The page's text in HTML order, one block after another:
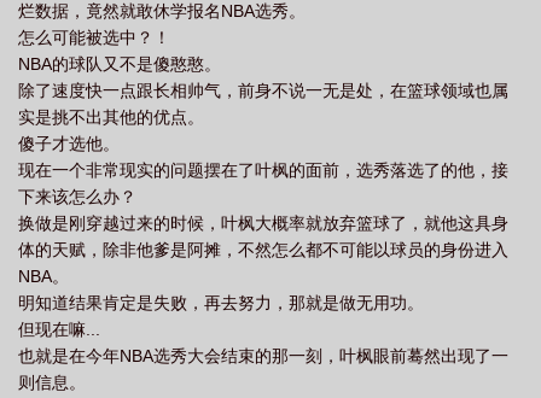
烂数据，竟然就敢休学报名NBA选秀。
怎么可能被选中？！
NBA的球队又不是傻憨憨。
除了速度快一点跟长相帅气，前身不说一无是处，在篮球领域也属
实是挑不出其他的优点。
傻子才选他。
现在一个非常现实的问题摆在了叶枫的面前，选秀落选了的他，接
下来该怎么办？
换做是刚穿越过来的时候，叶枫大概率就放弃篮球了，就他这具身
体的天赋，除非他爹是阿摊，不然怎么都不可能以球员的身份进入
NBA。
明知道结果肯定是失败，再去努力，那就是做无用功。
但现在嘛...
也就是在今年NBA选秀大会结束的那一刻，叶枫眼前蓦然出现了一
则信息。